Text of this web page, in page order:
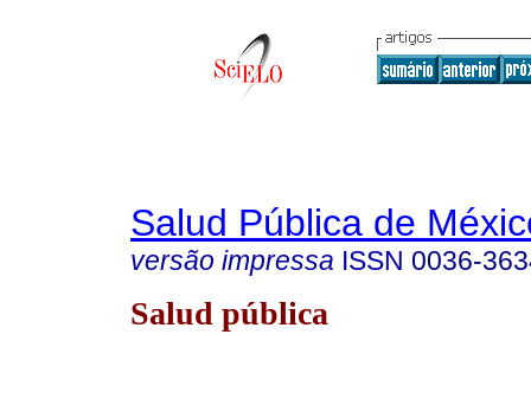
Salud Pública de
versão impressa ISSN 0036-
Salud pública